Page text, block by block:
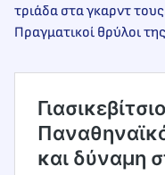
τριάδα στα γκαρντ
Πραγματικοί θρύλοι
και δύναμη